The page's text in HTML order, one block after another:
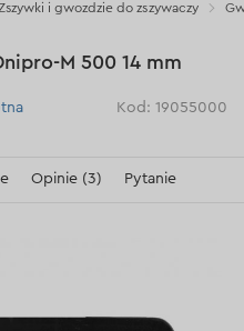
Zszywki i gwozdzie do zszywaczy
M 500 14 mm
Kod: 19055000
Opinie (3) Pytanie